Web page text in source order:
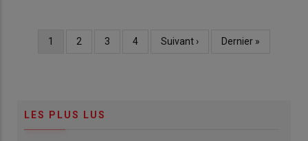
Page
1 Page
2 Page
3 Page
4
Page
Suivant ›
Dernière
Dernier »
LES PLUS LUS